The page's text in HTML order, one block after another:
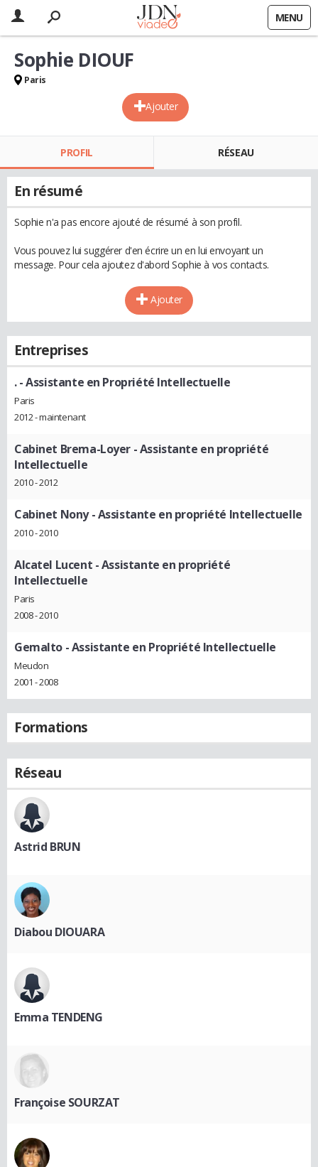
MENU
Ajouter
Sophie DIOUF
Paris
PROFIL RÉSEAU
En résumé
Sophie n'a pas encore ajouté de résumé à son profil.
Vous pouvez lui suggérer d'en écrire un en lui envoyant un
message. Pour cela ajoutez d'abord Sophie à vos contacts.
Ajouter
Entreprises
.- Assistante en Propriété Intellectuelle
Paris
2012 - maintenant
Cabinet Brema-Loyer - Assistante en propriété
Intellectuelle
2010 - 2012
Cabinet Nony- Assistante en propriété Intellectuelle
2010 - 2010
Alcatel Lucent - Assistante en propriété
Intellectuelle
Paris
2008 - 2010
Gemalto - Assistante en Propriété Intellectuelle
Meudon
2001 - 2008
Formations
Réseau
Astrid BRUN
Diabou DIOUARA
Emma TENDENG
Françoise SOURZAT